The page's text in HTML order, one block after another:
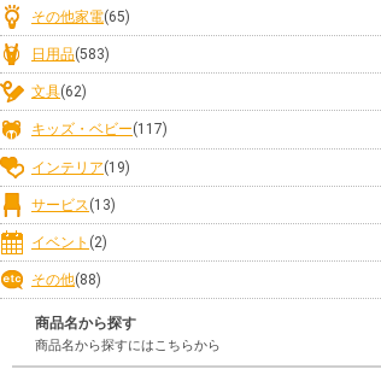
その他家電(65)
日用品(583)
文具(62)
キッズ・ベビー(117)
インテリア(19)
サービス (13)
イベント (2)
その他(88)
商品名から探す
商品名から探すにはこちらから